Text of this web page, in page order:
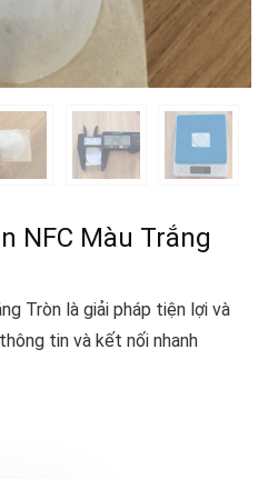
NFC Màu Trắng
Tròn là giải pháp tiện lợi và
tin và kết nối nhanh